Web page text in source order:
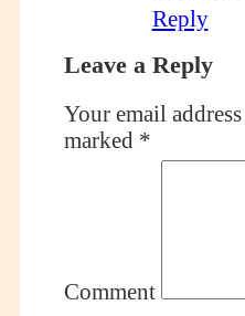
Reply
Leave a Reply
Your email
marked *
Comment